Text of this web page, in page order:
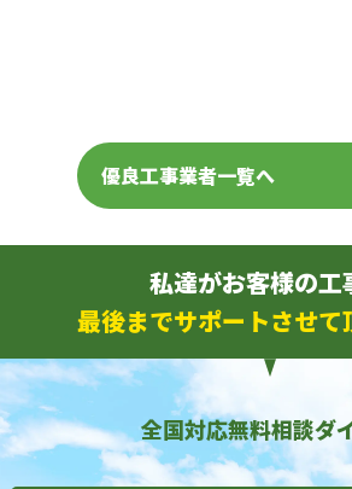
優良工事業者一覧へ
私達がお客様の工
最後までサポートさせて
全国対応無料相談ダ